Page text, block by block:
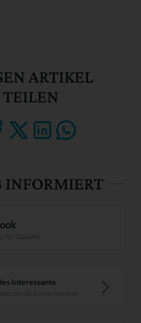
ARTIKEL
TEILEN
INFORMIERT
Interessante